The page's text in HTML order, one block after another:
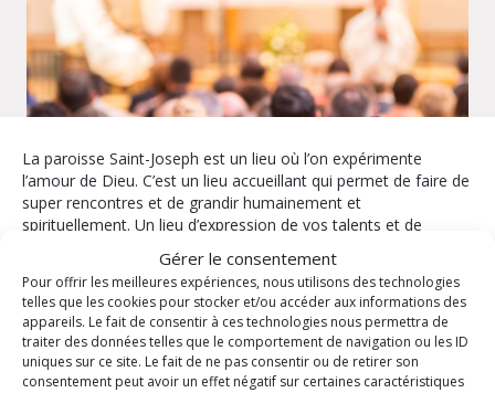
Gérer le consentement
Pour offrir les meilleures expériences, nous utilisons des technologies
telles que les cookies pour stocker et/ou accéder aux informations des
appareils. Le fait de consentir à ces technologies nous permettra de
traiter des données telles que le comportement de navigation ou les ID
uniques sur ce site. Le fait de ne pas consentir ou de retirer son
consentement peut avoir un effet négatif sur certaines caractéristiques
La paroisse Saint-Joseph est un lieu où l’on expérimente
l’amour de Dieu. C’est un lieu accueillant qui permet de faire de
super rencontres et de grandir humainement et
spirituellement. Un lieu d’expression de vos talents et de
La paroisse vous propose
Enfants / Jeunes
Formation
Les mardis pour
comprendre